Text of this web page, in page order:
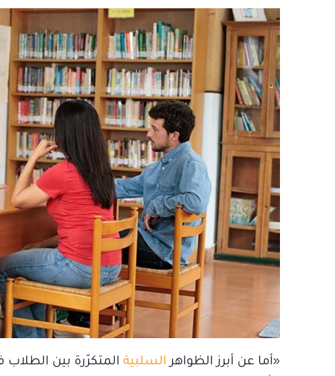
«أما عن أبرز الظواهر السلبية المتكرّرة بين الطلاب